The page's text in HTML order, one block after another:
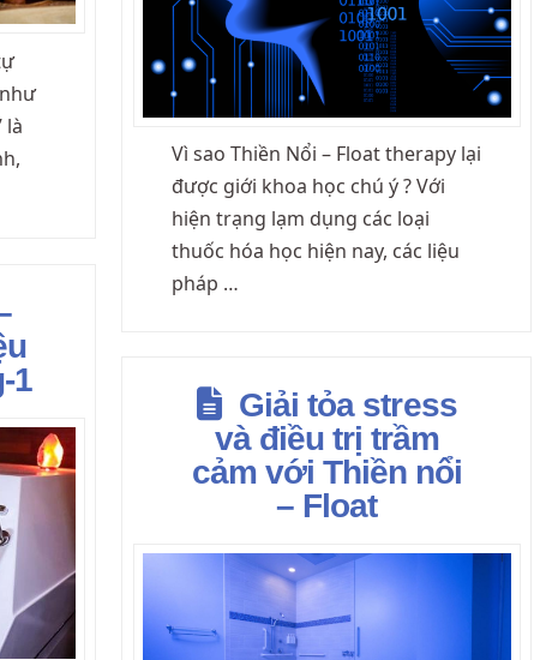
là
Vì sao Thiền Nổi – Float therapy lại
được giới khoa học chú ý ? Với
hiện trạng lạm dụng các loại
thuốc hóa học hiện nay, các liệu
pháp …
1
Giải tỏa stress
và điều trị trầm
cảm với Thiền nổi
– Float